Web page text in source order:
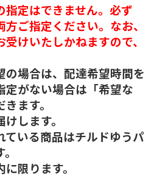
定はできません。必ず
方ご指定ください。なお、
けいたしかねますので、
場合は、配達希望時間を
定がない場合は「希望な
ます。
します。
いる商品はチルドゆうパ
限ります。